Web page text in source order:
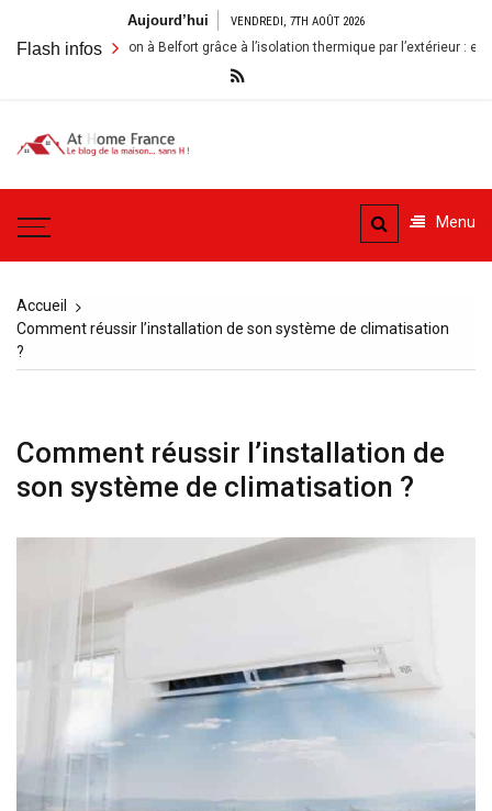
contenu
Aujourd’hui VENDREDI, 7TH AOÛT 2026
Flash infos
sa maison à Belfort grâce à l’isolation thermique par l’extérieur : enjeux
A la
Maison
France
H
Menu
Accueil
Comment réussir l’installation de son système de climatisation
?
Comment réussir l’installation de
son système de climatisation ?